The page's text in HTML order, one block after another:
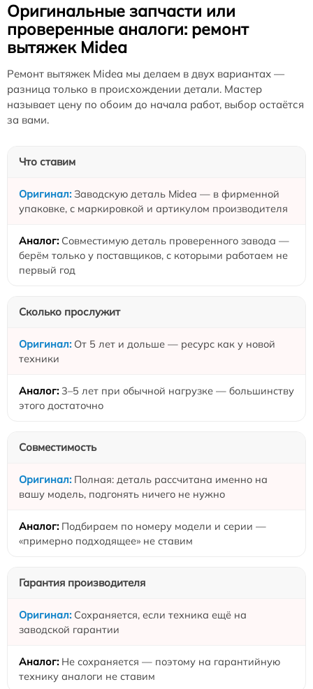
Оригинальные запчасти или
проверенные аналоги: ремонт
вытяжек Midea
Ремонт вытяжек Midea мы делаем в двух вариантах —
разница только в происхождении детали. Мастер
называет цену по обоим до начала работ, выбор остаётся
за вами.
Что ставим
Заводскую деталь Midea — в фирменной
упаковке, с маркировкой и артикулом производителя
Совместимую деталь проверенного завода —
берём только у поставщиков, с которыми работаем не
первый год
Сколько прослужит
От 5 лет и дольше — ресурс как у новой
техники
3–5 лет при обычной нагрузке — большинству
этого достаточно
Совместимость
Полная: деталь рассчитана именно на
вашу модель, подгонять ничего не нужно
Подбираем по номеру модели и серии —
«примерно подходящее» не ставим
Гарантия производителя
Сохраняется, если техника ещё на
заводской гарантии
Не сохраняется — поэтому на гарантийную
технику аналоги не ставим